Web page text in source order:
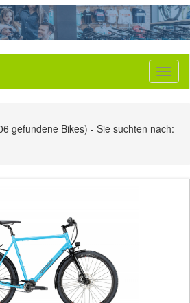
gefundene Bikes) - Sie suchten nach: